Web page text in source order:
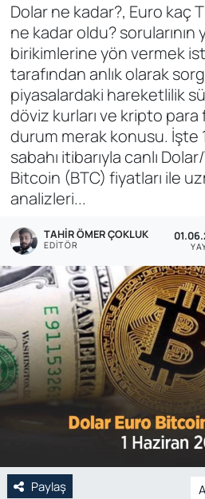
Dolar ne kadar?, Euro kaç
ne kadar oldu? sorularının
birikimlerine yön vermek
tarafından anlık olarak
piyasalardaki hareketlilik
döviz kurları ve kripto para
durum merak konusu. İşte
sabahı itibarıyla canlı
Bitcoin (BTC) fiyatları ile
analizleri...
TAHIR ÖMER ÇOKLUK
EDITÖR
Paylaş A
Dünya
Ekonomi
Genel
Gündem
Özel Haber
POLİTİKA
Siyaset
Spor
Web Tv
Yerel